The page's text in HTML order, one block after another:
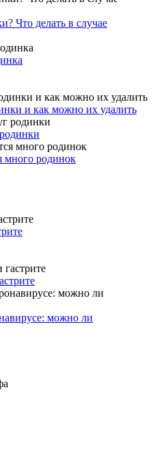
Что делать в случае
и как можно их удалить
много родинок
можно ли